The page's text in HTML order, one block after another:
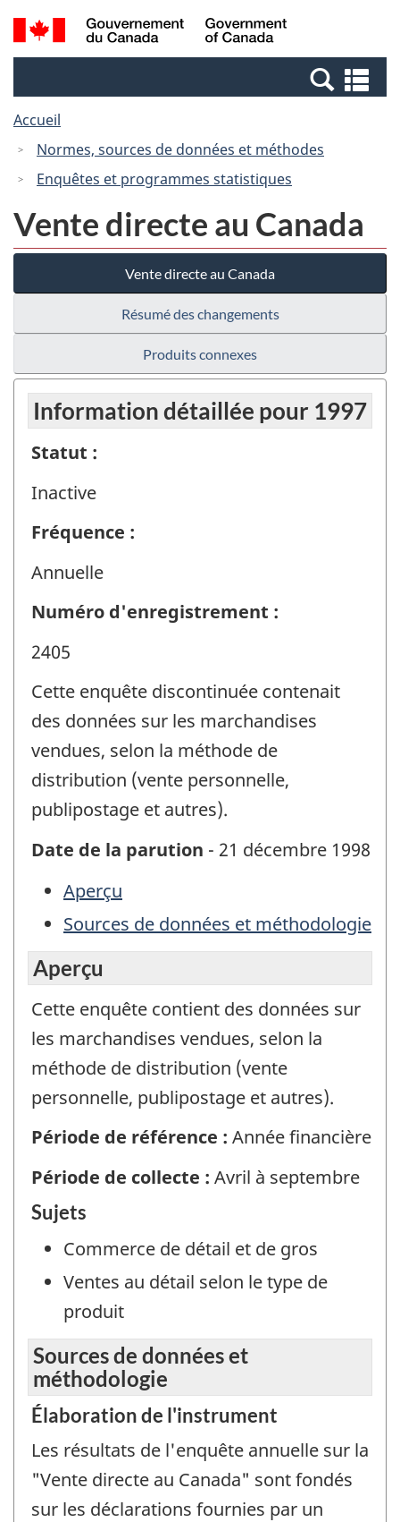
Passer
au
Passer
à
Canada
Recherche
et
et
Accueil
Normes, sources de données et méthodes
Enquêtes et programmes statistiques
Vente directe au Canada
Vente directe au Canada
Résumé des changements
Produits connexes
Information détaillée pour 1997
Statut :
Inactive
Fréquence :
Annuelle
Numéro d'enregistrement :
2405
Cette enquête discontinuée contenait
des données sur les marchandises
vendues, selon la méthode de
distribution (vente personnelle,
publipostage et autres).
Date de la parution - 21 décembre 1998
Aperçu
Sources de données et méthodologie
Aperçu
Cette enquête contient des données sur
les marchandises vendues, selon la
méthode de distribution (vente
personnelle, publipostage et autres).
Période de référence : Année financière
Période de collecte : Avril à septembre
Sujets
Commerce de détail et de gros
Ventes au détail selon le type de
produit
Sources de données et
méthodologie
Élaboration de l'instrument
Les résultats de l'enquête annuelle sur la
"Vente directe au Canada" sont fondés
sur les déclarations fournies par un